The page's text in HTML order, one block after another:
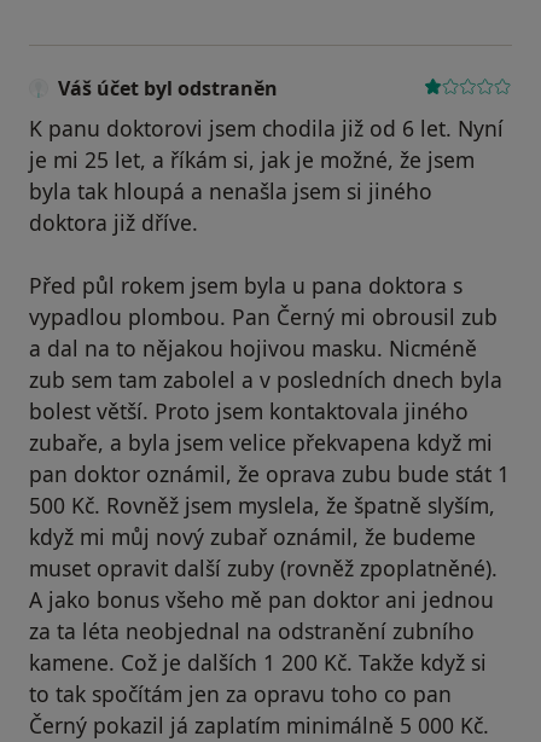
Váš účet byl odstraněn
K panu doktorovi jsem chodila již od 6 let. Nyní
je mi 25 let, a říkám si, jak je možné, že jsem
byla tak hloupá a nenašla jsem si jiného
doktora již dříve.
Před půl rokem jsem byla u pana doktora s
vypadlou plombou. Pan Černý mi obrousil zub
a dal na to nějakou hojivou masku. Nicméně
zub sem tam zabolel a v posledních dnech byla
bolest větší. Proto jsem kontaktovala jiného
zubaře, a byla jsem velice překvapena když mi
pan doktor oznámil, že oprava zubu bude stát 1
500 Kč. Rovněž jsem myslela, že špatně slyším,
když mi můj nový zubař oznámil, že budeme
muset opravit další zuby (rovněž zpoplatněné).
A jako bonus všeho mě pan doktor ani jednou
za ta léta neobjednal na odstranění zubního
kamene. Což je dalších 1 200 Kč. Takže když si
to tak spočítám jen za opravu toho co pan
Černý pokazil já zaplatím minimálně 5 000 Kč.